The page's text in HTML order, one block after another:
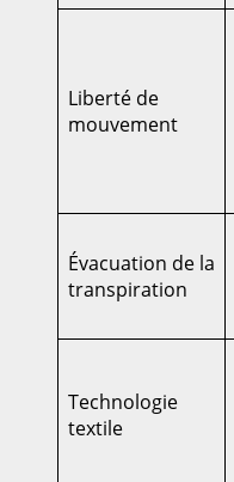
Liberté de
mouvement
Évacuation de la
transpiration
Technologie
textile